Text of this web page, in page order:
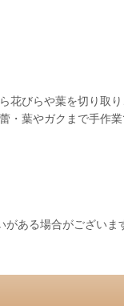
花びらや葉を切り取
・葉やガクまで手作業
がある場合がございま